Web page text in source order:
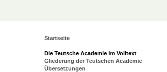
Startseite
Die Teutsche Academie im Volltext
Gliederung der Teutschen Academie
Übersetzungen